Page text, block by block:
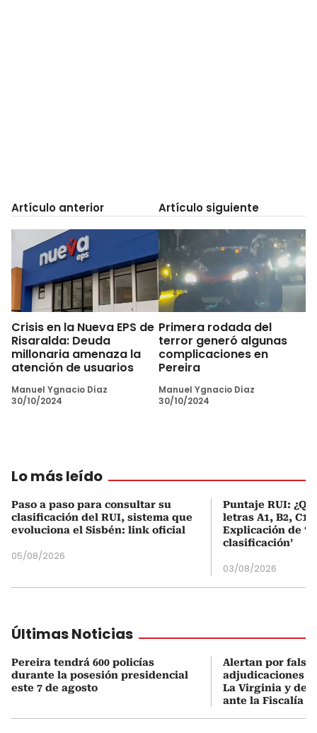
Artículo anterior
Crisis en la Nueva EPS de
Risaralda: Deuda
millonaria amenaza la
atención de usuarios
Manuel Ygnacio Díaz
30/10/2024
Artículo siguiente
Primera rodada del
terror generó algunas
complicaciones en
Pereira
Manuel Ygnacio Díaz
30/10/2024
Lo más leído
Paso a paso para consultar su
clasificación del RUI, sistema que
evoluciona el Sisbén: link oficial
05/08/2026
Puntaje RUI:
letras A1, B2, C1
Explicación de
clasificación’
03/08/2026
Últimas Noticias
Pereira tendrá 600 policías
durante la posesión presidencial
este 7 de agosto
Alertan por
adjudicaciones
La Virginia y
ante la Fiscalía